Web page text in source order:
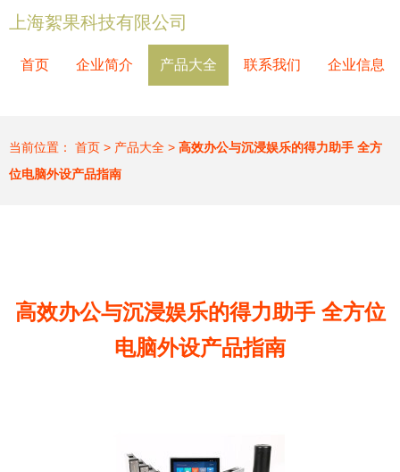
上海絮果科技有限公司
首页 企业简介 产品大全 联系我们 企业信息
当前位置： 首页 > 产品大全 > 高效办公与沉浸娱乐的得力助手 全方
位电脑外设产品指南
高效办公与沉浸娱乐的得力助手 全方位
电脑外设产品指南